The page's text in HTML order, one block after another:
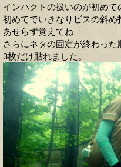
インパクトの扱いのが初めて
初めてでいきなりビスの斜め
あせらず覚えてね
さらにネタの固定が終わった
3枚だけ貼れました。